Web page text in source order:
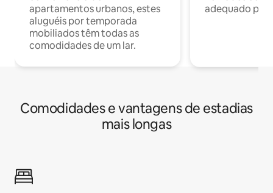
apartamentos urbanos, estes
aluguéis por temporada
mobiliados têm todas as
comodidades de um lar.
adequado
Comodidades e vantagens de estadias
mais longas